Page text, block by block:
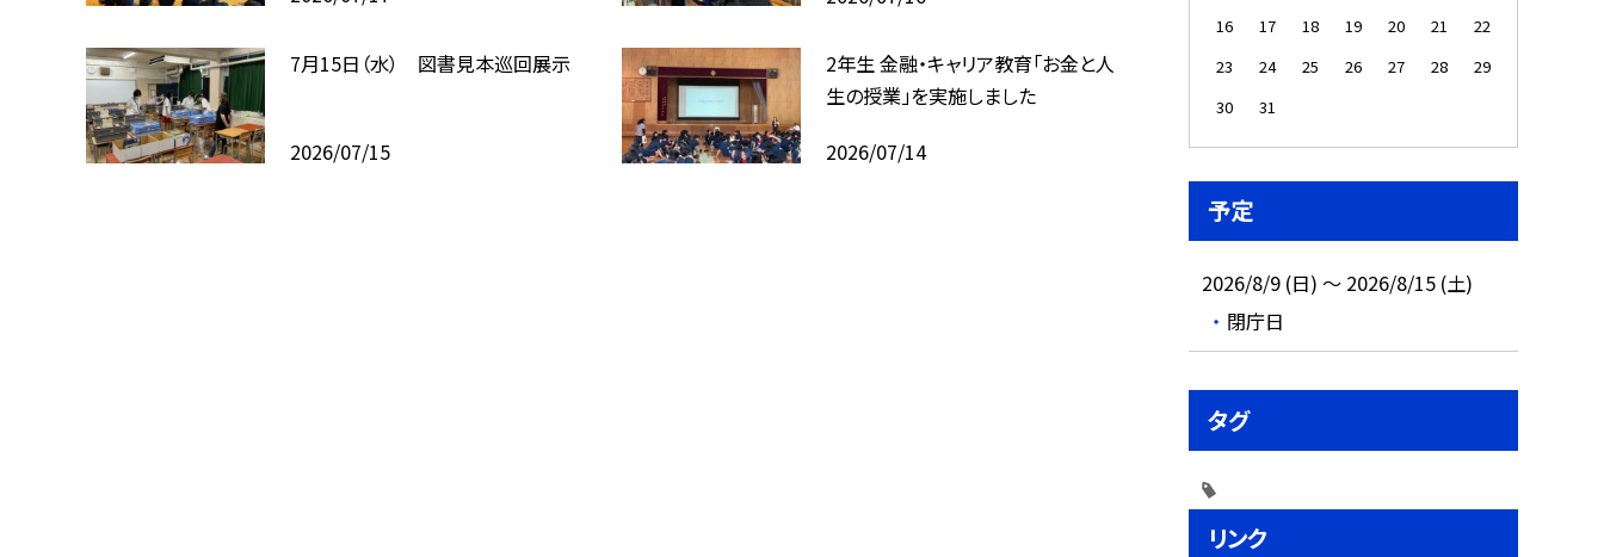
7月15日（水） 図書見本巡回展示
2026/07/15
2年生 金融・キャリア教育「お金と人
生の授業」を実施しました
2026/07/14
16
17 18 19 20 21
22
23
24 25 26 27 28
29
30
31
予定
2026/8/9 (日) ～ 2026/8/15 (土)
閉庁日
タグ
リンク